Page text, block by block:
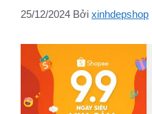
25/12/2024 Bởi xinhdepshop